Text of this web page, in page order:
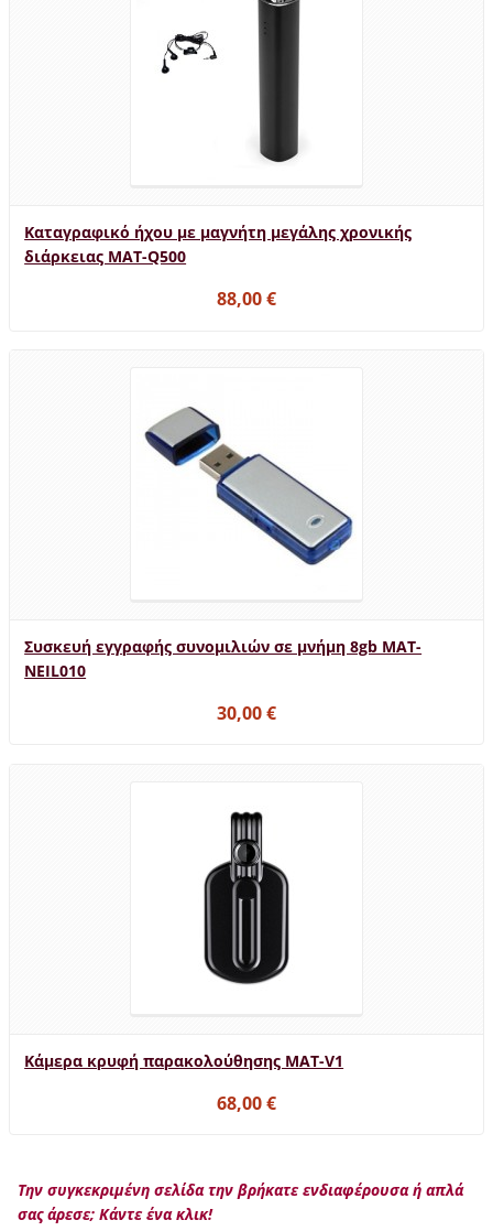
Καταγραφικό ήχου με μαγνήτη μεγάλης χρονικής
διάρκειας MAT-Q500
88,00 €
Συσκευή εγγραφής συνομιλιών σε μνήμη 8gb MAT-
NEIL010
30,00 €
Κάμερα κρυφή παρακολούθησης MAT-V1
68,00 €
Την συγκεκριμένη σελίδα την βρήκατε ενδιαφέρουσα ή απλά
σας άρεσε; Κάντε ένα κλικ!